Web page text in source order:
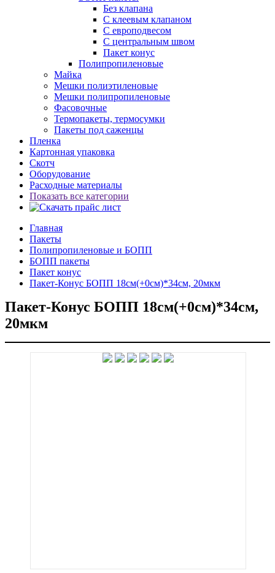
Без клапана
С клеевым клапаном
С европодвесом
С центральным швом
Пакет конус
Полипропиленовые
Майка
Мешки полиэтиленовые
Мешки полипропиленовые
Фасовочные
Термопакеты, термосумки
Пакеты под саженцы
Пленка
Картонная упаковка
Скотч
Оборудование
Расходные материалы
Показать все категории
Главная
Пакеты
Полипропиленовые и БОПП
БОПП пакеты
Пакет конус
Пакет-Конус БОПП 18см(+0см)*34см, 20мкм
Пакет-Конус БОПП 18см(+0см)*34см,
20мкм